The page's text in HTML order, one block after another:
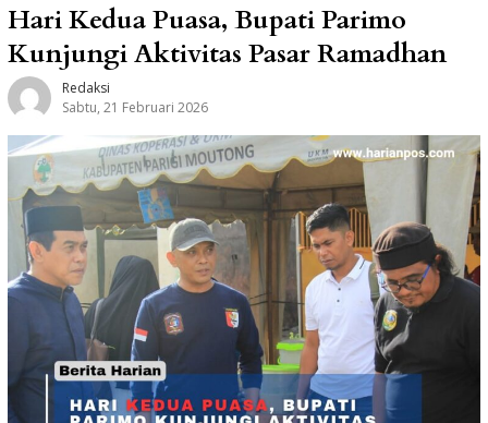
Hari Kedua Puasa, Bupati Parimo
Kunjungi Aktivitas Pasar Ramadhan
Redaksi
Sabtu, 21 Februari 2026